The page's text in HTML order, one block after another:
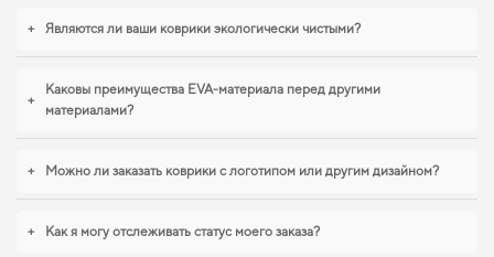
+ Являются ли ваши коврики экологически чистыми?
+
Каковы преимущества EVA-материала перед другими
материалами?
+ Можно ли заказать коврики с логотипом или другим дизайном?
+ Как я могу отслеживать статус моего заказа?